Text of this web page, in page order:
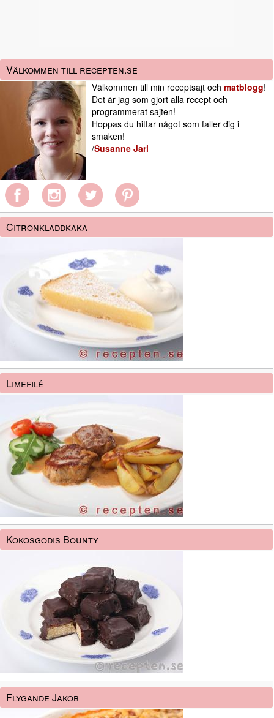
Välkommen till recepten.se
Välkommen till min receptsajt och matblogg!
Det är jag som gjort alla recept och
programmerat sajten!
Hoppas du hittar något som faller dig i
smaken!
/Susanne Jarl
Citronkladdkaka
Limefilé
Kokosgodis Bounty
Flygande Jakob